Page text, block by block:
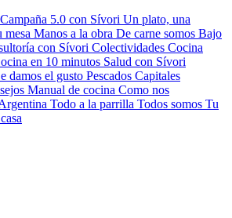
Campaña 5.0 con Sívori Un plato, una
mesa Manos a la obra De carne somos Bajo
con Sívori Colectividades Cocina
en 10 minutos Salud con Sívori
damos el gusto Pescados Capitales
Manual de cocina Como nos
Todo a la parrilla Todos somos Tu